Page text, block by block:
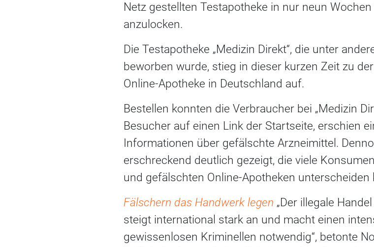
Netz gestellten Testapotheke in nur neun
anzulocken.
Die Testapotheke „Medizin Direkt“, die unter
beworben wurde, stieg in dieser kurzen Zeit zu
Online-Apotheke in Deutschland auf.
Bestellen konnten die Verbraucher bei „Medizin
Besucher auf einen Link der Startseite, erschien
Informationen über gefälschte Arzneimittel.
erschreckend deutlich gezeigt, die viele
und gefälschten Online-Apotheken unterscheiden
Fälschern das Handwerk legen „Der illegale
steigt international stark an und macht einen
gewissenlosen Kriminellen notwendig“, betonte